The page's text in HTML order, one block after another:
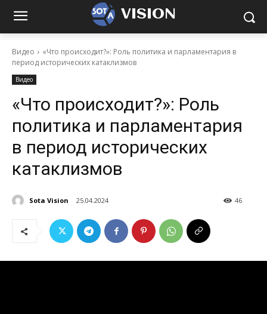
VISION
Видео
«Что происходит?»: Роль политика и парламентария в
период исторических катаклизмов
Видео
«Что происходит?»: Роль
политика и парламентария
в период исторических
катаклизмов
Sota Vision 25.04.2024 46